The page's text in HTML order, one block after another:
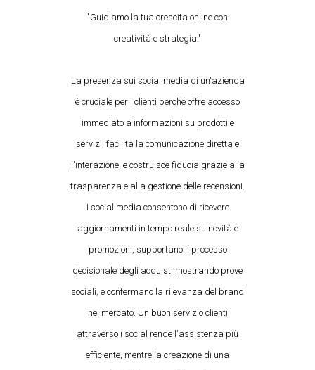
"Guidiamo la tua crescita online con
creatività e strategia."
La presenza sui social media di un'azienda
è cruciale per i clienti perché offre accesso
immediato a informazioni su prodotti e
servizi, facilita la comunicazione diretta e
l'interazione, e costruisce fiducia grazie alla
trasparenza e alla gestione delle recensioni.
I social media consentono di ricevere
aggiornamenti in tempo reale su novità e
promozioni, supportano il processo
decisionale degli acquisti mostrando prove
sociali, e confermano la rilevanza del brand
nel mercato. Un buon servizio clienti
attraverso i social rende l'assistenza più
efficiente, mentre la creazione di una